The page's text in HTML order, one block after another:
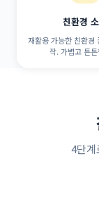
친환경
재활용 가능한 친환경
작. 가볍고 튼
4단계